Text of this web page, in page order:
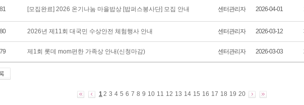
[모집완료] 2026 온기나눔 마을밥상 [밥퍼스봉사단] 모집 안내 센터관리자 2026-04-01
2026년 제11회 대국민 수상안전 체험행사 안내 센터관리자 2026-03-12
제1회 롯데 mom편한 가족상 안내(신청마감) 센터관리자 2026-03-03
12 3 4 5 6 7 8 9 10 11 12 13 14 15 16 17 18 19 20